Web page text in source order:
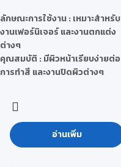
ลักษณะการใช้งาน :เหมาะสำหรับ
งานเฟอร์นิเจอร์ และงานตกแต่ง
ต่างๆ
คุณสมบัติ :มีผิวหน้าเรียบง่ายต่อ
การทำสี และงานปิดผิวต่างๆ
อ่านเพิ่ม